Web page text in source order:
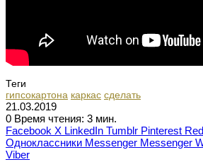
Теги
гипсокартона каркас сделать
21.03.2019
0 Время чтения: 3 мин.
Facebook X LinkedIn Tumblr Pinterest
Одноклассники Messenger Messenger
Viber